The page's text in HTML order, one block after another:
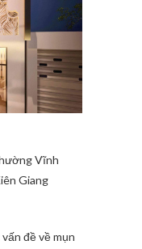
Vĩnh
Giang
đề về mụn